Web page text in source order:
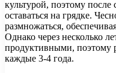
культурой, поэтому после
оставаться на грядке.
размножаться,
Однако через несколько
продуктивными, поэтому
каждые 3-4 года.